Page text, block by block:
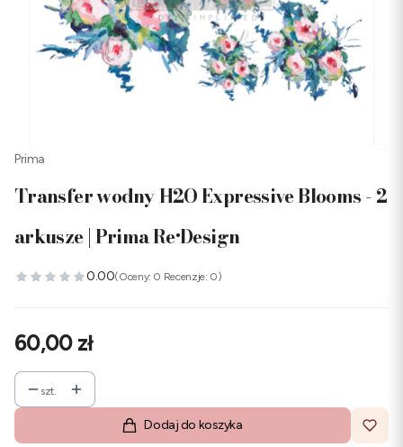
Prima
Transfer wodny H2O Expressive Blooms - 2
arkusze | Prima Re·Design
0.00(Oceny: 0 Recenzje: 0)
Cena
60,00 zł
szt.
Dodaj do koszyka